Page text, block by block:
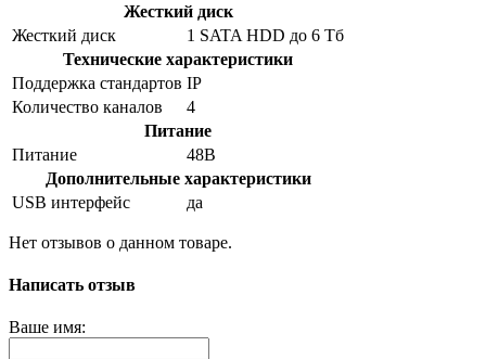
Жесткий диск
Жесткий диск
1 SATA HDD до 6 Тб
Технические характеристики
Поддержка стандартов IP
Количество каналов
4
Питание
Питание
48B
Дополнительные характеристики
USB интерфейс
да
Нет отзывов о данном товаре.
Написать отзыв
Ваше имя: